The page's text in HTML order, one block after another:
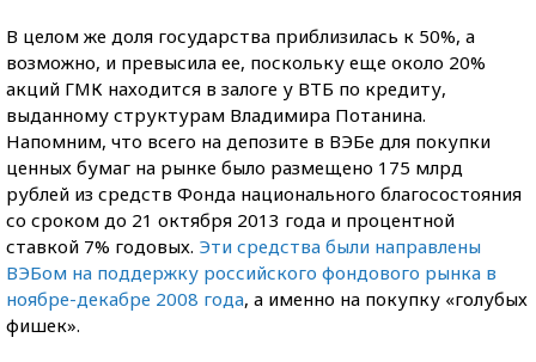
В целом же доля государства приблизилась к 50%, а
возможно, и превысила ее, поскольку еще около 20%
акций ГМК находится в залоге у ВТБ по кредиту,
выданному структурам Владимира Потанина.
Напомним, что всего на депозите в ВЭБе для покупки
ценных бумаг на рынке было размещено 175 млрд
рублей из средств Фонда национального благосостояния
со сроком до 21 октября 2013 года и процентной
ставкой 7% годовых. Эти средства были направлены
ВЭБом на поддержку российского фондового рынка в
ноябре-декабре 2008 года, а именно на покупку «голубых
фишек».